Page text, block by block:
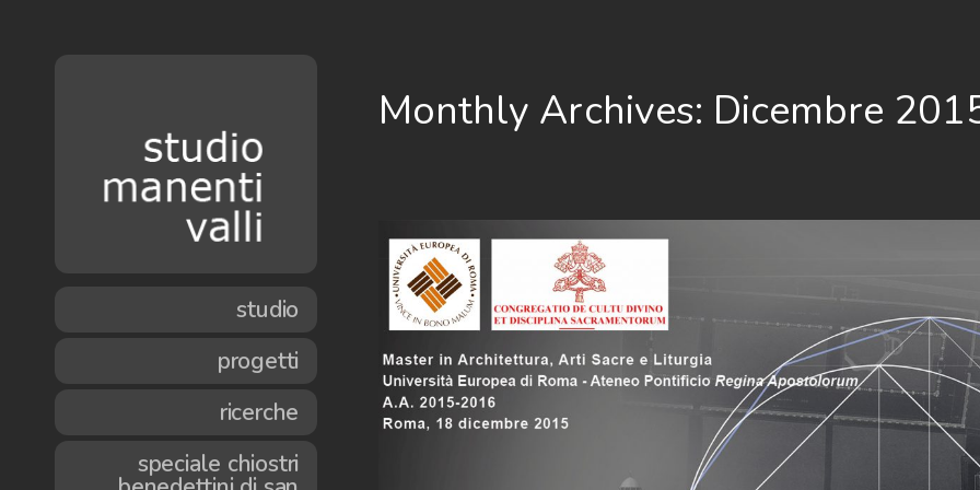
studio
progetti
ricerche
speciale chiostri
Monthly Archives: Dicembre